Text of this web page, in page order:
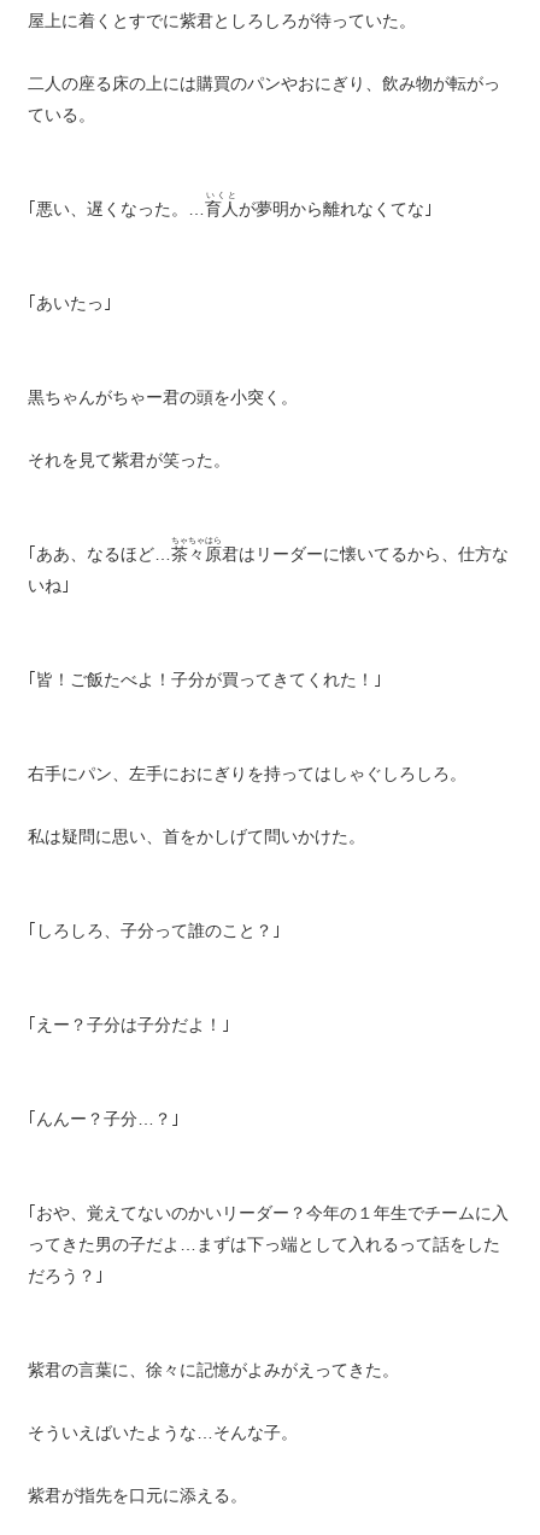
屋上に着くとすでに紫君としろしろが待っていた。
二人の座る床の上には購買のパンやおにぎり、飲み物が転がっ
ている。
｢悪い、遅くなった。… 育人
いくと
が夢明から離れなくてな｣
｢あいたっ｣
黒ちゃんがちゃー君の頭を小突く。
それを見て紫君が笑った。
｢ああ、なるほど… 茶々原
ちゃちゃはら
君はリーダーに懐いてるから、仕方な
いね｣
｢皆！ご飯たべよ！子分が買ってきてくれた！｣
右手にパン、左手におにぎりを持ってはしゃぐしろしろ。
私は疑問に思い、首をかしげて問いかけた。
｢しろしろ、子分って誰のこと？｣
｢えー？子分は子分だよ！｣
｢んんー？子分…？｣
｢おや、覚えてないのかいリーダー？今年の１年生でチームに入
ってきた男の子だよ…まずは下っ端として入れるって話をした
だろう？｣
紫君の言葉に、徐々に記憶がよみがえってきた。
そういえばいたような…そんな子。
紫君が指先を口元に添える。